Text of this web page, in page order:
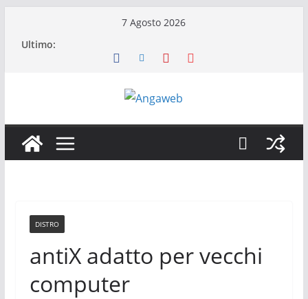
7 Agosto 2026
Ultimo:
DISTRO
antiX adatto per vecchi
computer